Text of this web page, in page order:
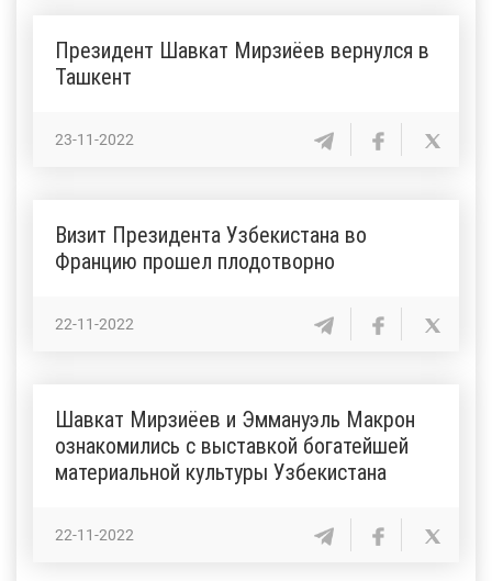
Президент Шавкат Мирзиёев вернулся в
Ташкент
23-11-2022
Визит Президента Узбекистана во
Францию прошел плодотворно
22-11-2022
Шавкат Мирзиёев и Эммануэль Макрон
ознакомились с выставкой богатейшей
материальной культуры Узбекистана
22-11-2022